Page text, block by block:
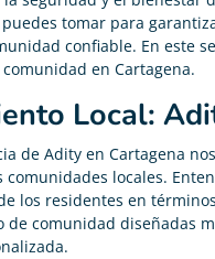
tomar para
confiable. En este
en Cartagena.
Local:
de Adity en Cartagena
comunidades locales.
los residentes en
de comunidad diseñadas